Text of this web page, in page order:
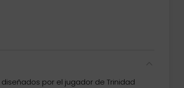
por el jugador de Trinidad